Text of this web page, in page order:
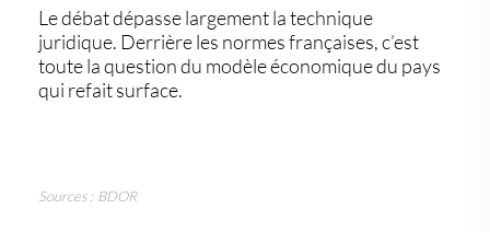
Le débat dépasse largement la technique
juridique. Derrière les normes françaises, c’est
toute la question du modèle économique du pays
qui refait surface.
Sources : BDOR